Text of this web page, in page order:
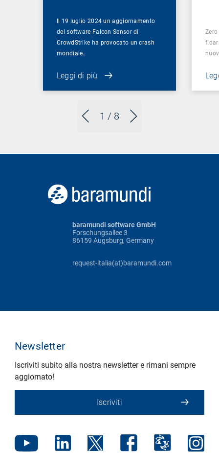
1 / 8
Il 19 luglio 2024 un aggiornamento
del software Falcon Sensor di
CrowdStrike ha provocato un crash
mondiale…
Leggi di più
baramundi software GmbH
Forschungsallee 3
86159 Augsburg, Germany
request-italia(at)baramundi.com
Newsletter
Iscriviti subito alla nostra newsletter e rimani sempre
aggiornato!
Iscriviti